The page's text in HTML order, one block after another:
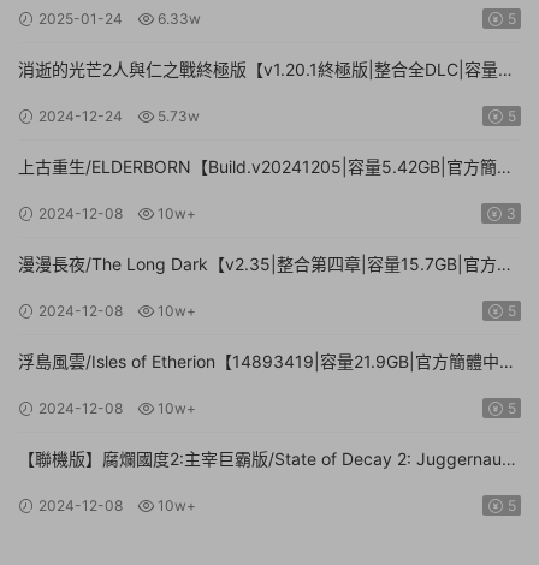
2025-01-24 6.33w 5
消逝的光芒2人與仁之戰終極版【v1.20.1終極版|整合全DLC|容量
2024-12-24 5.73w 5
上古重生/ELDERBORN【Build.v20241205|容量5.42GB|官方簡體
2024-12-08 10w+ 3
漫漫長夜/The Long Dark【v2.35|整合第四章|容量15.7GB|官方簡
2024-12-08 10w+ 5
浮島風雲/Isles of Etherion【14893419|容量21.9GB|官方簡體中
2024-12-08 10w+ 5
【聯機版】腐爛國度2:主宰巨霸版/State of Decay 2: Juggernaut
2024-12-08 10w+ 5